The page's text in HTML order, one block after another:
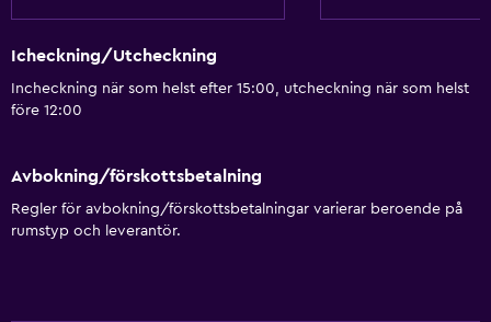
Icheckning/Utcheckning
Incheckning när som helst efter 15:00, utcheckning när som helst
före 12:00
Avbokning/förskottsbetalning
Regler för avbokning/förskottsbetalningar varierar beroende på
rumstyp och leverantör.